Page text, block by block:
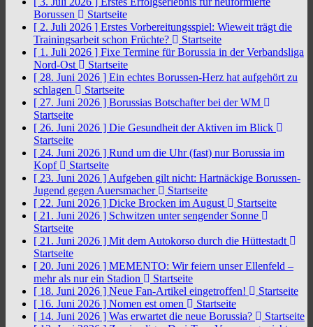
Borussen
Startseite
[ 2. Juli 2026 ] Erstes Vorbereitungsspiel: Wieweit trägt die
Trainingsarbeit schon Früchte?
Startseite
[ 1. Juli 2026 ] Fixe Termine für Borussia in der Verbandsliga
Nord-Ost
Startseite
[ 28. Juni 2026 ] Ein echtes Borussen-Herz hat aufgehört zu
schlagen
Startseite
[ 27. Juni 2026 ] Borussias Botschafter bei der WM
Startseite
[ 26. Juni 2026 ] Die Gesundheit der Aktiven im Blick
Startseite
[ 24. Juni 2026 ] Rund um die Uhr (fast) nur Borussia im
Kopf
Startseite
[ 23. Juni 2026 ] Aufgeben gilt nicht: Hartnäckige Borussen-
Jugend gegen Auersmacher
Startseite
[ 22. Juni 2026 ] Dicke Brocken im August
Startseite
[ 21. Juni 2026 ] Schwitzen unter sengender Sonne
Startseite
[ 21. Juni 2026 ] Mit dem Autokorso durch die Hüttestadt
Startseite
[ 20. Juni 2026 ] MEMENTO: Wir feiern unser Ellenfeld –
mehr als nur ein Stadion
Startseite
[ 18. Juni 2026 ] Neue Fan-Artikel eingetroffen!
Startseite
[ 16. Juni 2026 ] Nomen est omen
Startseite
[ 14. Juni 2026 ] Was erwartet die neue Borussia?
Startseite